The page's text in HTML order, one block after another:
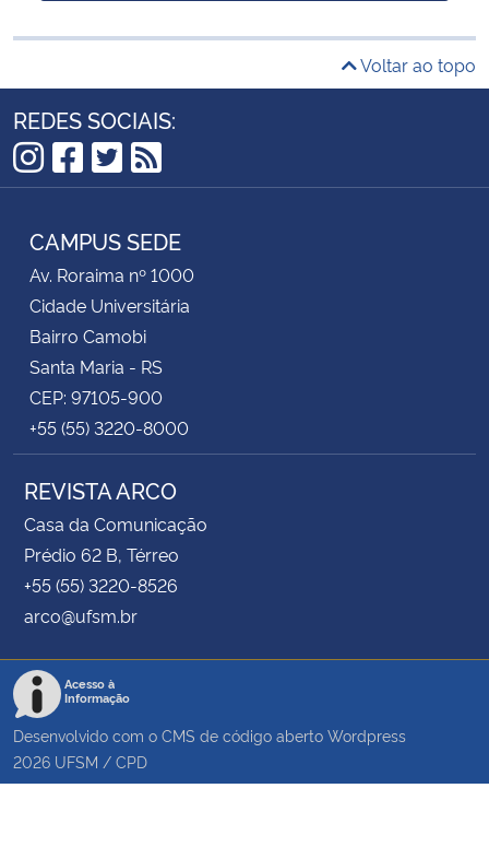
Voltar ao topo
REDES SOCIAIS:
Instagram
Facebook
Twitter
RSS
CAMPUS SEDE
Av. Roraima nº 1000
Cidade Universitária
Bairro Camobi
Santa Maria - RS
CEP: 97105-900
+55 (55) 3220-8000
REVISTA ARCO
Casa da Comunicação
Prédio 62 B, Térreo
+55 (55) 3220-8526
arco@ufsm.br
Acesso à
Informação
Desenvolvido com o CMS de código aberto Wordpress
2026 UFSM / CPD